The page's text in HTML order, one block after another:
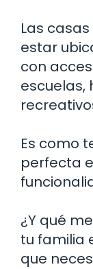
Las
estar
con
escuelas,
Es como
perfecta
¿Y qué
tu familia
que